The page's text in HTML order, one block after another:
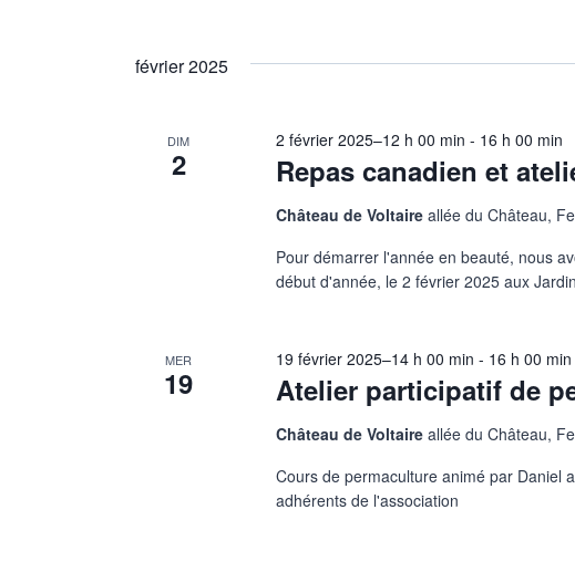
février 2025
DIM
2 Repas canadien et
2 février 2025–12 h 00 min - 16 h 00 min
Château de Voltaireallée du Château,
Pour démarrer l'année en beauté, nous
début d'année, le 2 février 2025 aux
MER
19 Atelier participatif de
19 février 2025–14 h 00 min - 16 h 00 min
Château de Voltaireallée du Château,
Cours de permaculture animé par Daniel
adhérents de l'association